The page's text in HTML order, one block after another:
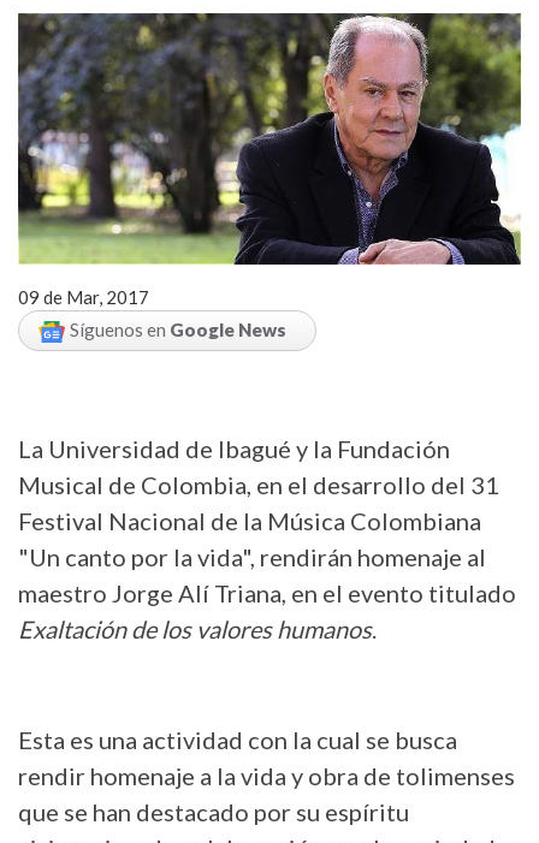
09 de Mar, 2017
Síguenos en Google News
La Universidad de Ibagué y la Fundación
Musical de Colombia, en el desarrollo del 31
Festival Nacional de la Música Colombiana
"Un canto por la vida", rendirán homenaje al
maestro Jorge Alí Triana, en el evento titulado
Exaltación de los valores humanos.
Esta es una actividad con la cual se busca
rendir homenaje a la vida y obra de tolimenses
que se han destacado por su espíritu